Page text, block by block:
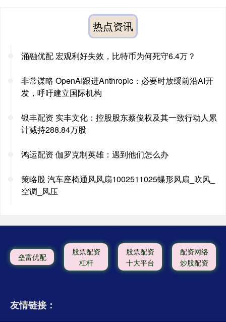
热点资讯
涌融优配 宏观利好失效，比特币为何死守6.4万？
非常谋略 OpenAI跟进Anthropic：必要时放缓前沿AI开
发，呼吁建立国际机构
银丰配资 实丰文化：控股股东蔡俊权及其一致行动人累
计减持288.84万股
鸿运配资 伽罗克制英雄：遇到他们怎么办
策略股 汽车座椅通风风扇1002511025蝶形风扇_吹风_
空调_风压
垒富优配
股票配资
杠杆
股票配资
十大平台
配资网络
炒股配资
友情链接：